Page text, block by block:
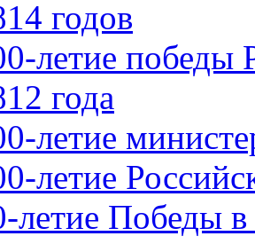
годов
летие победы
года
летие
летие
летие Победы